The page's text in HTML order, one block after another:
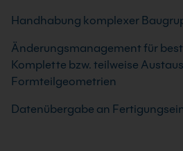
Handhabung komplexer
Änderungsmanagement für
Komplette bzw. teilweise
Formteilgeometrien
Datenübergabe an